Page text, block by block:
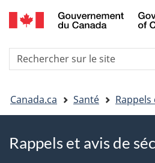
to
to
à
Recherche
Vous
êtes
ici
Canada.ca Santé
Rappels et avis de